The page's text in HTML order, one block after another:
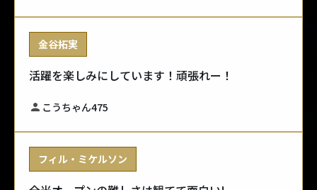
金谷拓実
活躍を楽しみにしています！頑張れー！
こうちゃん475
フィル・ミケルソン